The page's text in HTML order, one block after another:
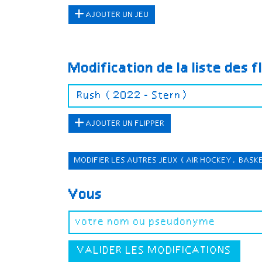
AJOUTER UN JEU
Modification de la liste des
AJOUTER UN FLIPPER
MODIFIER LES AUTRES JEUX (AIR HOCKEY,
Vous
VALIDER LES MODIFICATIONS